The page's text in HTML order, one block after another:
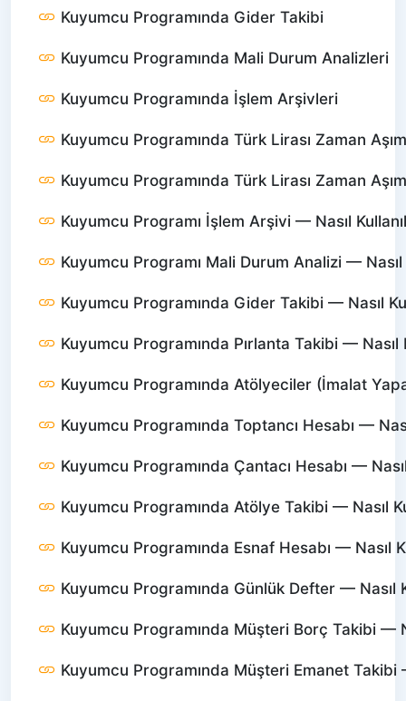
Kuyumcu Programında Gider Takibi
Kuyumcu Programında Mali Durum Analizleri
Kuyumcu Programında İşlem Arşivleri
Kuyumcu Programında Türk Lirası Zaman
Kuyumcu Programında Türk Lirası Zaman
Kuyumcu Programı İşlem Arşivi — Nasıl
Kuyumcu Programı Mali Durum Analizi — Nasıl
Kuyumcu Programında Gider Takibi — Nasıl
Kuyumcu Programında Pırlanta Takibi — Nasıl
Kuyumcu Programında Atölyeciler (İmalat
Kuyumcu Programında Toptancı Hesabı —
Kuyumcu Programında Çantacı Hesabı — Nasıl
Kuyumcu Programında Atölye Takibi — Nasıl
Kuyumcu Programında Esnaf Hesabı — Nasıl
Kuyumcu Programında Günlük Defter — Nasıl
Kuyumcu Programında Müşteri Borç Takibi —
Kuyumcu Programında Müşteri Emanet Takibi